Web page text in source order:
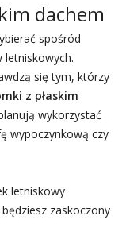
dachem
spośród
się tym, którzy
z płaskim
wykorzystać
wypoczynkową czy
letniskowy
zaskoczony